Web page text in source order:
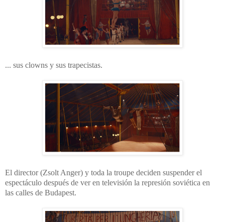
... sus clowns y sus trapecistas.
El director (Zsolt Anger) y toda la troupe deciden suspender el
espectáculo después de ver en televisión la represión soviética en
las calles de Budapest.